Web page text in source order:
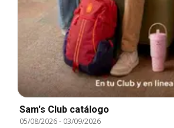
Sam's Club catálogo
05/08/2026- 03/09/2026